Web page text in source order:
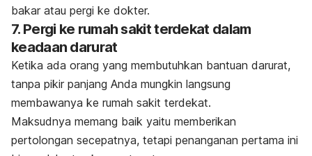
bakar atau pergi ke dokter.
7. Pergi ke rumah sakit terdekat dalam
keadaan darurat
Ketika ada orang yang membutuhkan bantuan darurat,
tanpa pikir panjang Anda mungkin langsung
membawanya ke rumah sakit terdekat.
Maksudnya memang baik yaitu memberikan
pertolongan secepatnya, tetapi penanganan pertama ini